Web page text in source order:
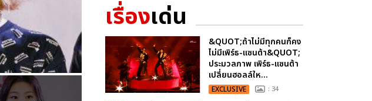
เรื่องเด่น
&QUOT;ถ้าไม่มีทุกคนก็คง
ไม่มีเพิร์ธ-แซนต้า&QUOT;
ประมวลภาพ เพิร์ธ-แซนต้า
เปลี่ยนฮอลล์ให...
EXCLUSIVE : 34